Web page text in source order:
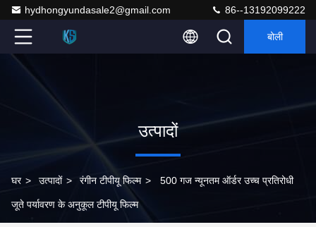
hydhongyundasale2@gmail.com 86--13192099222
बोली
उत्पादों
घर > उत्पादों > रंगीन टीपीयू फिल्म > 500 गज न्यूनतम ऑर्डर उच्च प्रतिरोधी
जूते पर्यावरण के अनुकूल टीपीयू फिल्म